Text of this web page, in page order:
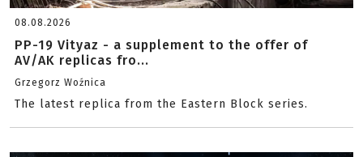
08.08.2026
PP-19 Vityaz - a supplement to the offer of
AV/AK replicas fro...
Grzegorz Woźnica
The latest replica from the Eastern Block series.